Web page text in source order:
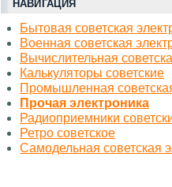
НАВИГАЦИЯ
Бытовая советская
Военная советская
Вычислительная
Калькуляторы советские
Промышленная
Прочая электроника
Радиоприемники
Ретро советское
Самодельная советская